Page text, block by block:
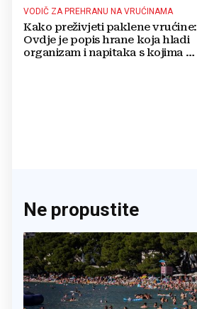
VODIČ ZA PREHRANU NA VRUĆINAMA
Kako preživjeti paklene vrućine:
Ovdje je popis hrane koja hladi
organizam i napitaka s kojima si
Ne propustite